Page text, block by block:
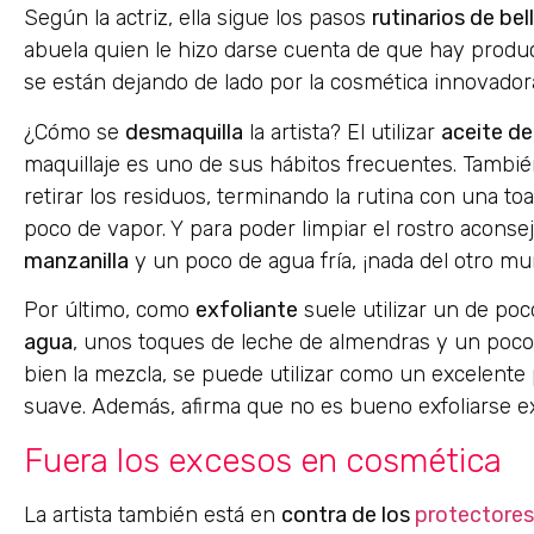
Según la actriz, ella sigue los pasos rutinarios de
abuela quien le hizo darse cuenta de que hay
se están dejando de lado por la cosmética
¿Cómo se desmaquilla la artista? El utilizar aceite
maquillaje es uno de sus hábitos frecuentes.
retirar los residuos, terminando la rutina con una
poco de vapor. Y para poder limpiar el rostro
manzanilla y un poco de agua fría, ¡nada del otro
Por último, como exfoliante suele utilizar un de
agua, unos toques de leche de almendras y un
bien la mezcla, se puede utilizar como un
suave. Además, afirma que no es bueno exfoliarse
Fuera los excesos en cosmética
La artista también está en contra de los